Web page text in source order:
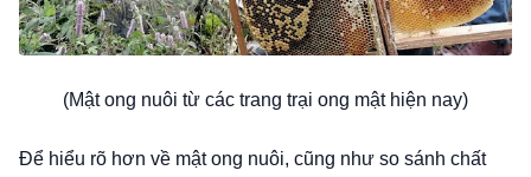
(Mật ong nuôi từ các trang trại ong mật hiện nay)
Để hiểu rõ hơn về mật ong nuôi, cũng như so sánh chất